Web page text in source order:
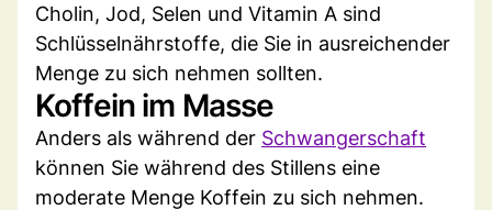
Cholin, Jod, Selen und Vitamin A sind
Schlüsselnährstoffe, die Sie in ausreichender
Menge zu sich nehmen sollten.
Koffein im Masse
Anders als während der Schwangerschaft
können Sie während des Stillens eine
moderate Menge Koffein zu sich nehmen.